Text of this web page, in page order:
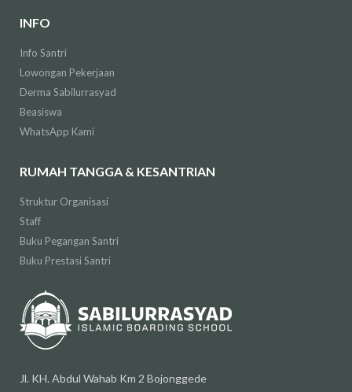
INFO
Info Santri
Lowongan Pekerjaan
Derma Sabilurrasyad
Beasiswa
WhatsApp Kami
RUMAH TANGGA & KESANTRIAN
Struktur Organisasi
Staff
Buku Pegangan Santri
Buku Prestasi Santri
Jl. KH. Abdul Wahab Km 2 Bojonggede